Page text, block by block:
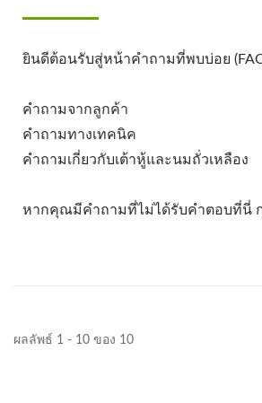
ยินดีต้อนรับสู่หน้าคำถามที่พบบ่อย
คำถามจากลูกค้า
คำถามทางเทคนิค
คำถามเกี่ยวกับเต้าหู้และนมถั่วเหลือง
หากคุณมีคำถามที่ไม่ได้รับคำตอบที่นี่
ผลลัพธ์ 1 - 10 ของ 10